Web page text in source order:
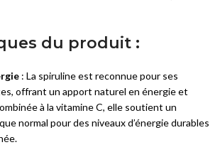
du produit :
: La spiruline est reconnue pour ses
offrant un apport naturel en énergie et
à la vitamine C, elle soutient un
normal pour des niveaux d’énergie durables